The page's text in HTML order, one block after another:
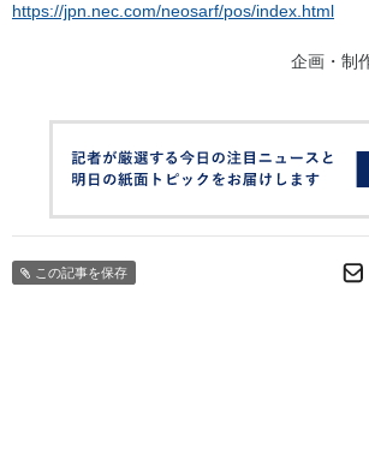
https://jpn.nec.com/neosarf/pos/index.html
企画・制
この記事を保存